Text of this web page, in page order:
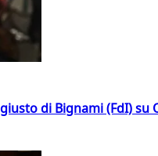
di Bignami (FdI) su